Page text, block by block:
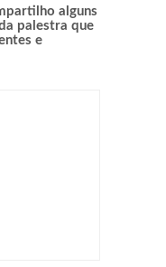
alguns
palestra que
e